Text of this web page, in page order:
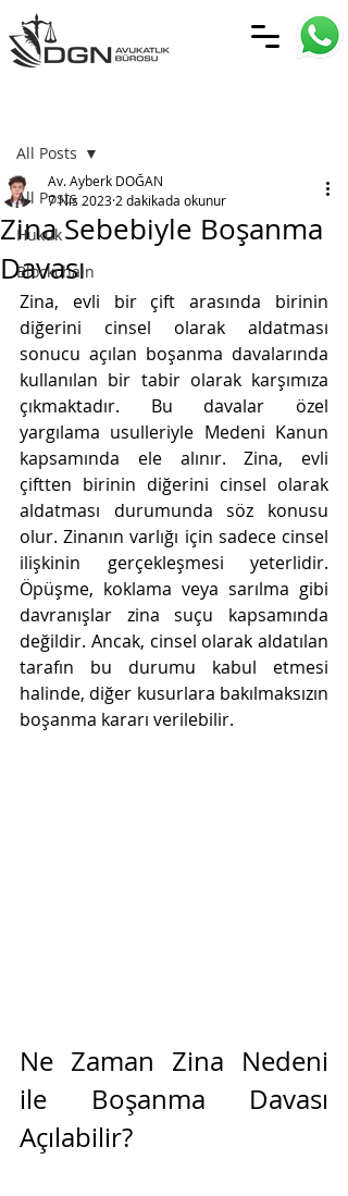
All Posts
Hukuk
Blockchain
All Posts
Zina Sebebiyle Boşanma
Davası
Av. Ayberk DOĞAN
7 Nis 2023 2 dakikada okunur
Zina, evli bir çift arasında birinin
diğerini cinsel olarak aldatması
sonucu açılan boşanma davalarında
kullanılan bir tabir olarak karşımıza
çıkmaktadır. Bu davalar özel
yargılama usulleriyle Medeni Kanun
kapsamında ele alınır. Zina, evli
çiftten birinin diğerini cinsel olarak
aldatması durumunda söz konusu
olur. Zinanın varlığı için sadece cinsel
ilişkinin gerçekleşmesi yeterlidir.
Öpüşme, koklama veya sarılma gibi
davranışlar zina suçu kapsamında
değildir. Ancak, cinsel olarak aldatılan
tarafın bu durumu kabul etmesi
halinde, diğer kusurlara bakılmaksızın
boşanma kararı verilebilir.
Ne Zaman Zina Nedeni
ile Boşanma Davası
Açılabilir?